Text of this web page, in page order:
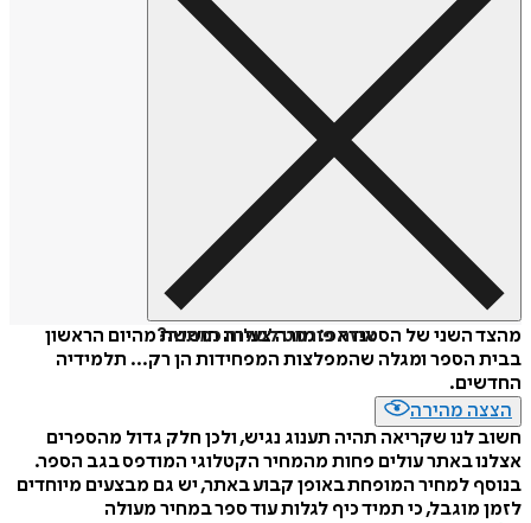
איזה פורמט לשלוח כמתנה?
מהצד השני של הסטנדאפ: מורה צעירה חוששת מהיום הראשון
בבית הספר ומגלה שהמפלצות המפחידות הן רק... תלמידיה
החדשים.
הצצה מהירה
חשוב לנו שקריאה תהיה תענוג נגיש, ולכן חלק גדול מהספרים
אצלנו באתר עולים פחות מהמחיר הקטלוגי המודפס בגב הספר.
בנוסף למחיר המופחת באופן קבוע באתר, יש גם מבצעים מיוחדים
לזמן מוגבל, כי תמיד כיף לגלות עוד ספר במחיר מעולה